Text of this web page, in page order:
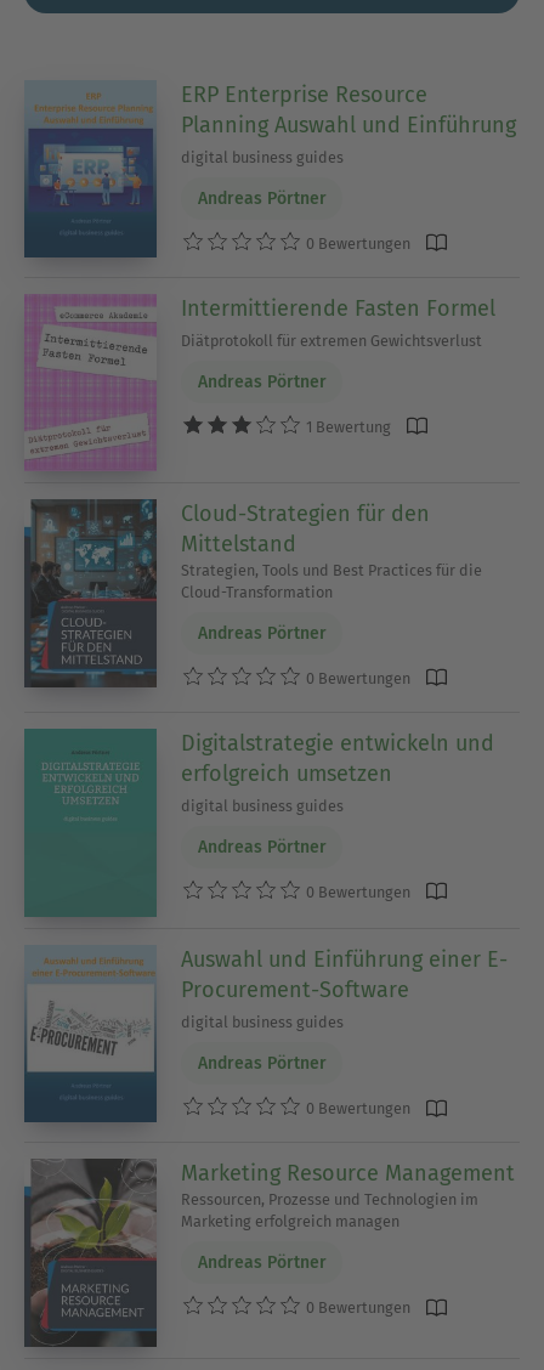
ERP Enterprise Resource
Planning Auswahl und Einführung
digital business guides
Andreas Pörtner
0 Bewertungen
Intermittierende Fasten Formel
Diätprotokoll für extremen Gewichtsverlust
Andreas Pörtner
1 Bewertung
Cloud-Strategien für den
Mittelstand
Strategien, Tools und Best Practices für die
Cloud-Transformation
Andreas Pörtner
0 Bewertungen
Digitalstrategie entwickeln und
erfolgreich umsetzen
digital business guides
Andreas Pörtner
0 Bewertungen
Auswahl und Einführung einer E-
Procurement-Software
digital business guides
Andreas Pörtner
0 Bewertungen
Marketing Resource Management
Ressourcen, Prozesse und Technologien im
Marketing erfolgreich managen
Andreas Pörtner
0 Bewertungen